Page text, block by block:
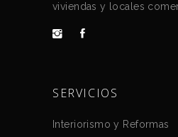
viviendas y locales
SERVICIOS
Interiorismo y Reformas